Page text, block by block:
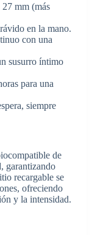
mm (más
en la mano.
con una
susurro íntimo
para una
siempre
de
garantizando
recargable se
ofreciendo
y la intensidad.